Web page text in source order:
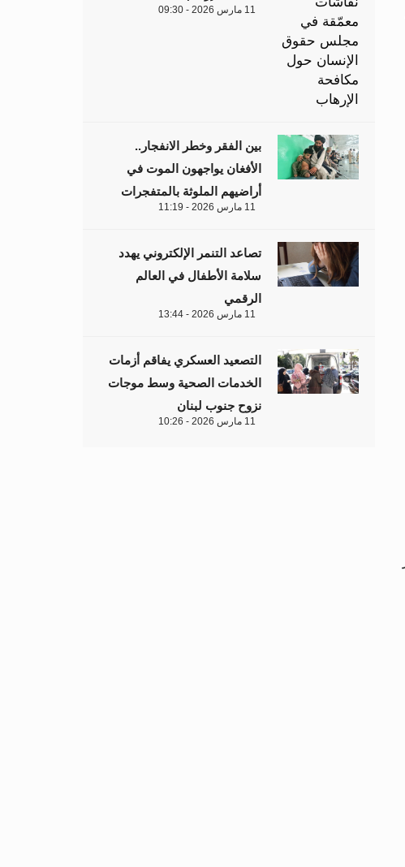
11 مارس 2026 - 09:30
بين الفقر وخطر الانفجار..
الأفغان يواجهون الموت في
أراضيهم الملوثة بالمتفجرات
11 مارس 2026 - 11:19
تصاعد التنمر الإلكتروني يهدد
سلامة الأطفال في العالم
الرقمي
11 مارس 2026 - 13:44
التصعيد العسكري يفاقم أزمات
الخدمات الصحية وسط موجات
نزوح جنوب لبنان
11 مارس 2026 - 10:26